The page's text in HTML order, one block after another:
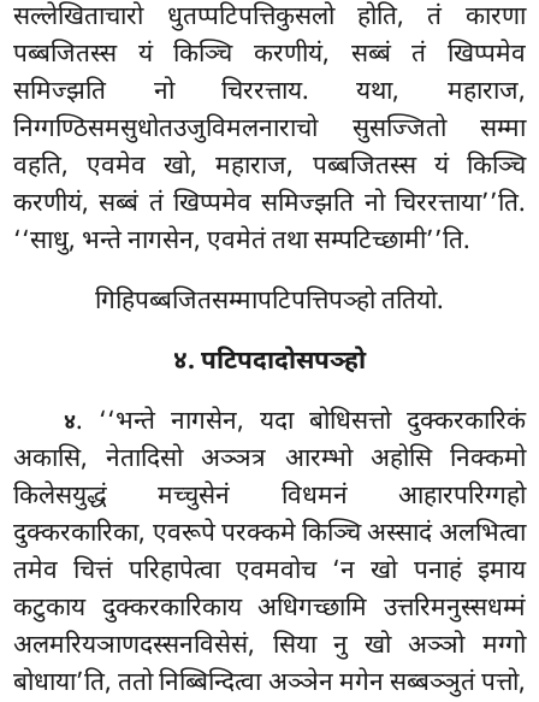
सल्लेखिताचारो धुतप्पटिपत्तिकुसलो होति, तं कारणा
पब्बजितस्स यं किञ्चि करणीयं, सब्बं तं खिप्पमेव
समिज्झति नो चिररत्ताय. यथा, महाराज,
निग्गण्ठिसमसुधोतउजुविमलनाराचो सुसज्जितो सम्मा
वहति, एवमेव खो, महाराज, पब्बजितस्स यं किञ्चि
करणीयं, सब्बं तं खिप्पमेव समिज्झति नो चिररत्ताया’’ति.
‘‘साधु, भन्ते नागसेन, एवमेतं तथा सम्पटिच्छामी’’ति.
गिहिपब्बजितसम्मापटिपत्तिपञ्हो ततियो.
४. पटिपदादोसपञ्हो
४. ‘‘भन्ते नागसेन, यदा बोधिसत्तो दुक्करकारिकं
अकासि, नेतादिसो अञ्ञत्र आरम्भो अहोसि निक्कमो
किलेसयुद्धं मच्चुसेनं विधमनं आहारपरिग्गहो
दुक्करकारिका, एवरूपे परक्कमे किञ्चि अस्सादं अलभित्वा
तमेव चित्तं परिहापेत्वा एवमवोच ‘न खो पनाहं इमाय
कटुकाय दुक्करकारिकाय अधिगच्छामि उत्तरिमनुस्सधम्मं
अलमरियञाणदस्सनविसेसं, सिया नु खो अञ्ञो मग्गो
बोधाया’ति, ततो निब्बिन्दित्वा अञ्ञेन मगेन सब्बञ्ञुतं पत्तो,